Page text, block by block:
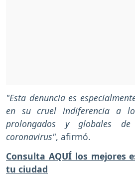
"Esta denuncia es
en su cruel indiferencia a
prolongados y globales
coronavirus", afirmó.
Consulta AQUÍ los mejores
tu ciudad